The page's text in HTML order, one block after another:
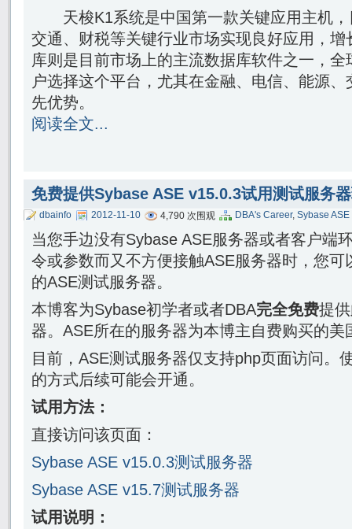
天梭K1系统是中国第一款关键应用主机，
交通、财税等关键行业市场实现良好应用，
库则是目前市场上的主流数据库软件之一，
户选择这个平台，尤其在金融、电信、能源
先优势。
阅读全文...
免费提供Sybase ASE v15.0.3试用测试服务
dbainfo 2012-11-10 4,790 次围观 DBA's Career, Sybase ASE
当您手边没有Sybase ASE服务器或者客户端
令或参数而又不方便接触ASE服务器时，您
的ASE测试服务器。
本博客为Sybase初学者或者DBA完全免费提
器。ASE所在的服务器为本博主自费购买的美
目前，ASE测试服务器仅支持php页面访问。
的方式后续可能会开通。
试用方法：
直接访问该页面：
Sybase ASE v15.0.3测试服务器
Sybase ASE v15.7测试服务器
试用说明：